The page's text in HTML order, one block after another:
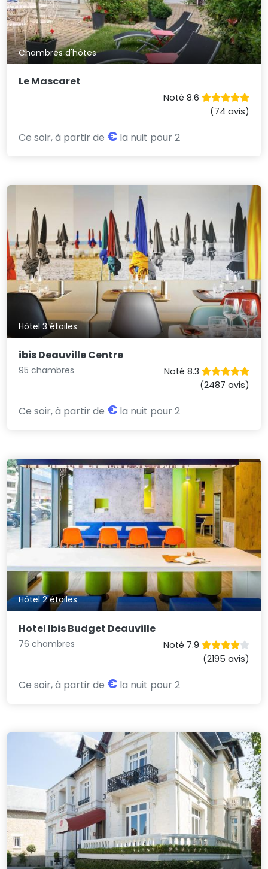
Chambres d'hôtes
Le Mascaret
Noté 8.6
(74 avis)
Ce soir, à partir de € la nuit pour 2
Hôtel 3 étoiles
ibis Deauville Centre
95 chambres
Noté 8.3
(2487 avis)
Ce soir, à partir de € la nuit pour 2
Hôtel 2 étoiles
Hotel Ibis Budget Deauville
76 chambres
Noté 7.9
(2195 avis)
Ce soir, à partir de € la nuit pour 2